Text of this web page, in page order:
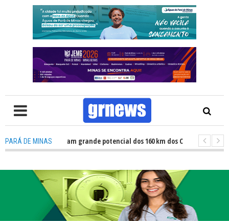
PARÁ DE MINAS
TV: Atletas revelam grande potencial dos 160 km dos Caminhos do